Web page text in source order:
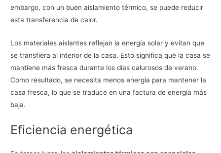
embargo, con un buen aislamiento térmico, se puede reducir
esta transferencia de calor.
Los materiales aislantes reflejan la energía solar y evitan que
se transfiera al interior de la casa. Esto significa que la casa se
mantiene más fresca durante los días calurosos de verano.
Como resultado, se necesita menos energía para mantener la
casa fresca, lo que se traduce en una factura de energía más
baja.
Eficiencia energética